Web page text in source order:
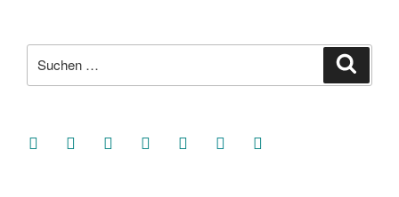
nach:
facebooksoundcloud
twitter mastodoninstagramthreads goodreads